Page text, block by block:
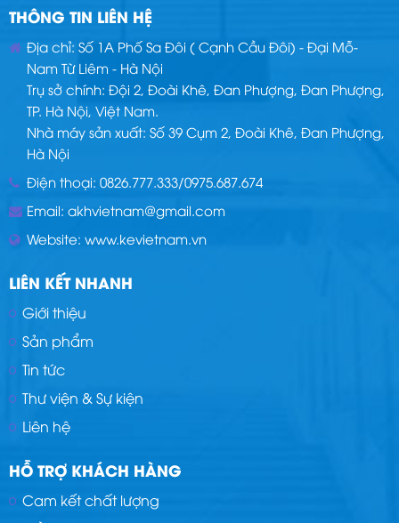
THÔNG TIN LIÊN HỆ
Địa chỉ: Số 1A Phố Sa Đôi ( Cạnh Cầu Đôi) - Đại Mỗ-
Nam Từ Liêm - Hà Nội
Trụ sở chính: Đội 2, Đoài Khê, Đan Phượng, Đan Phượng,
TP. Hà Nội, Việt Nam.
Nhà máy sản xuất: Số 39 Cụm 2, Đoài Khê, Đan Phượng,
Hà Nội
Điện thoại: 0826.777.333/0975.687.674
Email: akhvietnam@gmail.com
Website: www.kevietnam.vn
LIÊN KẾT NHANH
Giới thiệu
Sản phẩm
Tin tức
Thư viện & Sự kiện
Liên hệ
HỖ TRỢ KHÁCH HÀNG
Cam kết chất lượng